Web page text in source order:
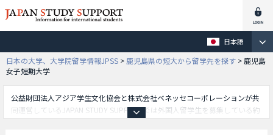
日本語
日本の大学、大学院留学情報JPSS > 鹿児島県の短大から留学先を探す > 鹿児島
女子短期大学
公益財団法人アジア学生文化協会と株式会社ベネッセコーポレーションが共
同運営しているJAPAN STUDY SUPPORTでは外国人留学生を募集している約